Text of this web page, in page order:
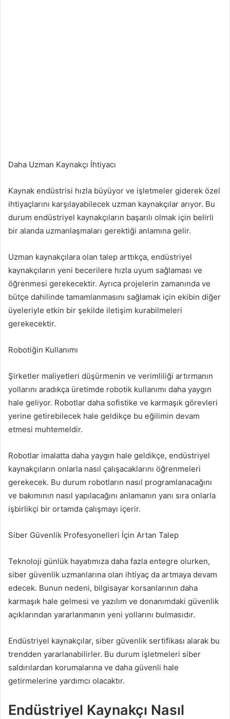
Daha Uzman Kaynakçı İhtiyacı
Kaynak endüstrisi hızla büyüyor ve işletmeler giderek özel
ihtiyaçlarını karşılayabilecek uzman kaynakçılar arıyor. Bu
durum endüstriyel kaynakçıların başarılı olmak için belirli
bir alanda uzmanlaşmaları gerektiği anlamına gelir.
Uzman kaynakçılara olan talep arttıkça, endüstriyel
kaynakçıların yeni becerilere hızla uyum sağlaması ve
öğrenmesi gerekecektir. Ayrıca projelerin zamanında ve
bütçe dahilinde tamamlanmasını sağlamak için ekibin diğer
üyeleriyle etkin bir şekilde iletişim kurabilmeleri
gerekecektir.
Robotiğin Kullanımı
Şirketler maliyetleri düşürmenin ve verimliliği artırmanın
yollarını aradıkça üretimde robotik kullanımı daha yaygın
hale geliyor. Robotlar daha sofistike ve karmaşık görevleri
yerine getirebilecek hale geldikçe bu eğilimin devam
etmesi muhtemeldir.
Robotlar imalatta daha yaygın hale geldikçe, endüstriyel
kaynakçıların onlarla nasıl çalışacaklarını öğrenmeleri
gerekecek. Bu durum robotların nasıl programlanacağını
ve bakımının nasıl yapılacağını anlamanın yanı sıra onlarla
işbirlikçi bir ortamda çalışmayı içerir.
Siber Güvenlik Profesyonelleri İçin Artan Talep
Teknoloji günlük hayatımıza daha fazla entegre olurken,
siber güvenlik uzmanlarına olan ihtiyaç da artmaya devam
edecek. Bunun nedeni, bilgisayar korsanlarının daha
karmaşık hale gelmesi ve yazılım ve donanımdaki güvenlik
açıklarından yararlanmanın yeni yollarını bulmasıdır.
Endüstriyel kaynakçılar, siber güvenlik sertifikası alarak bu
trendden yararlanabilirler. Bu durum işletmeleri siber
saldırılardan korumalarına ve daha güvenli hale
getirmelerine yardımcı olacaktır.
Endüstriyel Kaynakçı Nasıl